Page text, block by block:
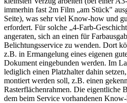
immerhin fast 2m Film „am Stück"
Seite), was sehr viel Know-how und
erfordert. Für solche „4-Farb-
angeraten, sich an einen für
Belichtungsservice zu wenden. Dort
z.B. in Ermangelung eines eigenen
Dokument eingebunden werden. Im
lediglich einen Platzhalter dahin
montiert werden soll, z.B. einen
Rasterflächenrahmen. Die eigentliche
dem beim Service vorhandenen